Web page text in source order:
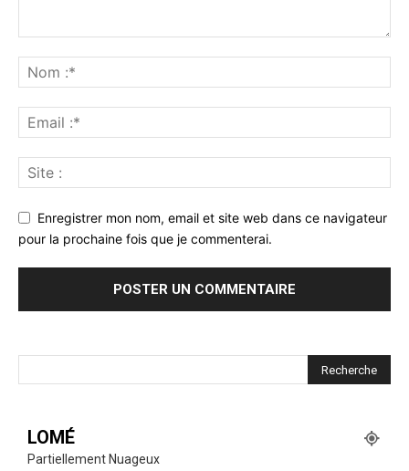
Enregistrer mon nom, email et site web dans ce navigateur
pour la prochaine fois que je commenterai.
LOMÉ
Partiellement Nuageux